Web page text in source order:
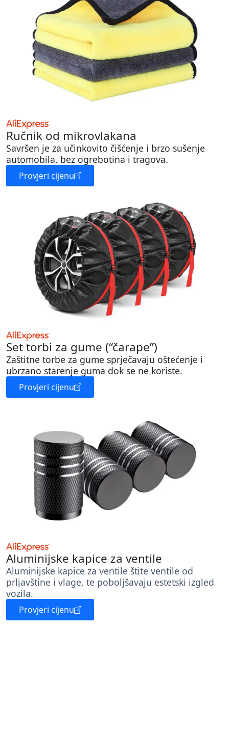
Ručnik od mikrovlakana
Savršen je za učinkovito čišćenje i brzo sušenje
automobila, bez ogrebotina i tragova.
Provjeri cijenu
Set torbi za gume (“čarape”)
Zaštitne torbe za gume sprječavaju oštećenje i
ubrzano starenje guma dok se ne koriste.
Provjeri cijenu
Aluminijske kapice za ventile
Aluminijske kapice za ventile štite ventile od
prljavštine i vlage, te poboljšavaju estetski izgled
vozila.
Provjeri cijenu